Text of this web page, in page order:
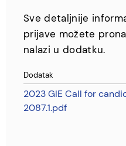
Sve detaljnije
prijave možete
nalazi u dodatku.
Dodatak
2023 GIE Call for
2087.1.pdf